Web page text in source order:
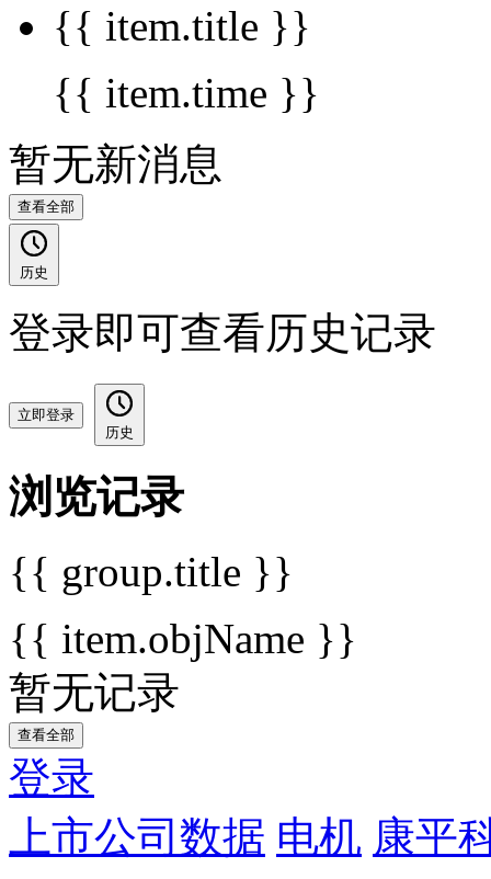
{{ item.title }}
{{ item.time }}
暂无新消息
查看全部
历史
登录即可查看历史记录
立即登录
历史
浏览记录
{{ group.title }}
{{ item.objName }}
暂无记录
查看全部
登录
上市公司数据 电机 康平